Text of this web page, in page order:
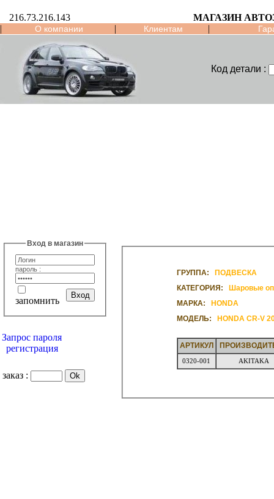
216.73.216.143
МАГАЗИН
|
О компании | Клиентам |
Код детали :
Вход в магазин
пароль :
запомнить
Запрос пароля
регистрация
заказ :
ГРУППА:
ПОДВЕСКА
КАТЕГОРИЯ:
Шаровые
МАРКА:
HONDA
МОДЕЛЬ:
АРТИКУЛ
0320-001 AKITAKA